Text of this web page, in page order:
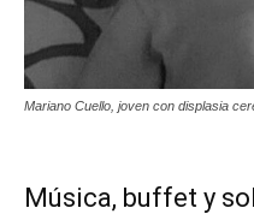
Mariano Cuello, joven con displasia
Música, buffet y